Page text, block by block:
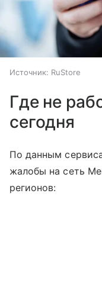
Источник: RuStore
Где не
сегодня
По данным
жалобы на сеть
регионов: